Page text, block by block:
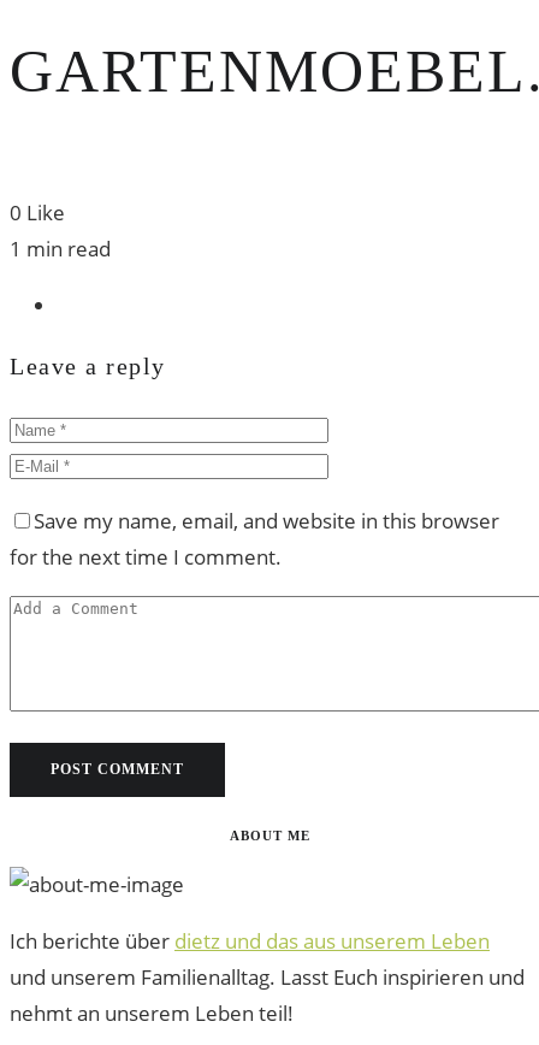
0 Like
1 min read
Leave a reply
Save my name, email, and website in this browser
for the next time I comment.
ABOUT ME
Ich berichte über dietz und das aus unserem Leben
und unserem Familienalltag. Lasst Euch inspirieren und
nehmt an unserem Leben teil!